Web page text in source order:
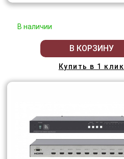
В наличии
В КОРЗИНУ
Купить в 1 клик